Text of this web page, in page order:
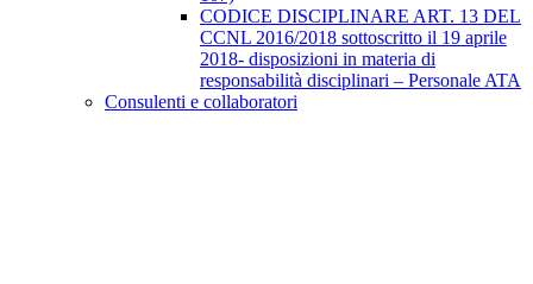
CODICE DISCIPLINARE ART. 13 DEL
CCNL 2016/2018 sottoscritto il 19 aprile
2018- disposizioni in materia di
responsabilità disciplinari – Personale ATA
Consulenti e collaboratori